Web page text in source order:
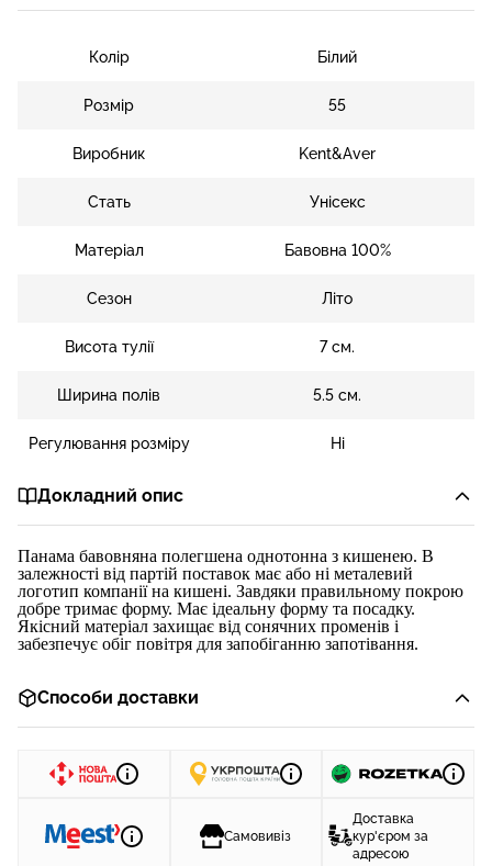
Колір Білий
Розмір 55
Виробник Kent&Aver
Стать Унісекс
Матеріал Бавовна 100%
Сезон Літо
Висота тулії 7 см.
Ширина полів 5.5 см.
Регулювання розміру Ні
Докладний опис
Панама бавовняна полегшена однотонна з кишенею. В
залежності від партій поставок має або ні металевий
логотип компанії на кишені. Завдяки правильному покрою
добре тримає форму. Має ідеальну форму та посадку.
Якісний матеріал захищає від сонячних променів і
забезпечує обіг повітря для запобіганню запотівання.
Способи доставки
Самовивіз
Доставка
кур'єром за
адресою